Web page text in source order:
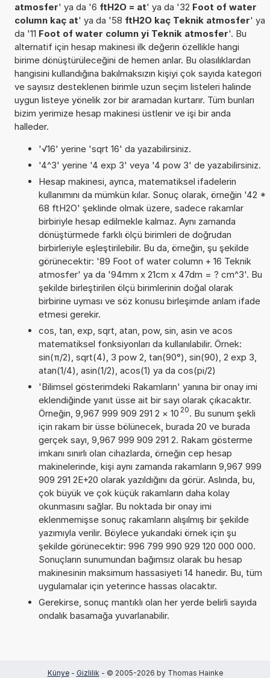
atmosfer' ya da '6 ftH2O = at' ya da '32 Foot of water
column kaç at' ya da '58 ftH2O kaç Teknik atmosfer' ya
da '11 Foot of water column yi Teknik atmosfer'. Bu
alternatif için hesap makinesi ilk değerin özellikle hangi
birime dönüştürüleceğini de hemen anlar. Bu olasılıklardan
hangisini kullandığına bakılmaksızın kişiyi çok sayıda kategori
ve sayısız desteklenen birimle uzun seçim listeleri halinde
uygun listeye yönelik zor bir aramadan kurtarır. Tüm bunları
bizim yerimize hesap makinesi üstlenir ve işi bir anda
halleder.
'√16' yerine 'sqrt 16' da yazabilirsiniz.
'4^3' yerine '4 exp 3' veya '4 pow 3' de yazabilirsiniz.
Hesap makinesi, ayrıca, matematiksel ifadelerin
kullanımını da mümkün kılar. Sonuç olarak, örneğin '42 *
68 ftH2O' şeklinde olmak üzere, sadece rakamlar
birbiriyle hesap edilmekle kalmaz. Aynı zamanda
dönüştürmede farklı ölçü birimleri de doğrudan
birbirleriyle eşleştirilebilir. Bu da, örneğin, şu şekilde
görünecektir: '89 Foot of water column + 16 Teknik
atmosfer' ya da '94mm x 21cm x 47dm = ? cm^3'. Bu
şekilde birleştirilen ölçü birimlerinin doğal olarak
birbirine uyması ve söz konusu birleşimde anlam ifade
etmesi gerekir.
cos, tan, exp, sqrt, atan, pow, sin, asin ve acos
matematiksel fonksiyonları da kullanılabilir. Örnek:
sin(π/2), sqrt(4), 3 pow 2, tan(90°), sin(90), 2 exp 3,
atan(1/4), asin(1/2), acos(1) ya da cos(pi/2)
'Bilimsel gösterimdeki Rakamların' yanına bir onay imi
eklendiğinde yanıt üsse ait bir sayı olarak çıkacaktır.
Örneğin, 9,967 999 909 291 2 × 10 20. Bu sunum şekli
için rakam bir üsse bölünecek, burada 20 ve burada
gerçek sayı, 9,967 999 909 291 2. Rakam gösterme
imkanı sınırlı olan cihazlarda, örneğin cep hesap
makinelerinde, kişi aynı zamanda rakamların 9,967 999
909 291 2E+20 olarak yazıldığını da görür. Aslında, bu,
çok büyük ve çok küçük rakamların daha kolay
okunmasını sağlar. Bu noktada bir onay imi
eklenmemişse sonuç rakamların alışılmış bir şekilde
yazımıyla verilir. Böylece yukarıdaki örnek için şu
şekilde görünecektir: 996 799 990 929 120 000 000.
Sonuçların sunumundan bağımsız olarak bu hesap
makinesinin maksimum hassasiyeti 14 hanedir. Bu, tüm
uygulamalar için yeterince hassas olacaktır.
Gerekirse, sonuç mantıklı olan her yerde belirli sayıda
ondalık basamağa yuvarlanabilir.
Künye- Gizlilik - © 2005-2026 by Thomas Hainke